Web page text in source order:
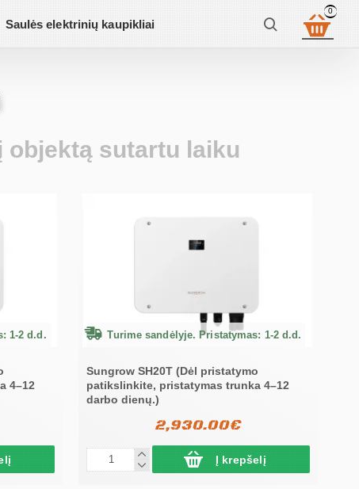
Saulės elektrinių kaupikliai
0
sutartu laiku
1-2 d.d.
4–12
Turime sandėlyje. Pristatymas: 1-2 d.d.
Sungrow SH20T (Dėl pristatymo
patikslinkite, pristatymas trunka 4–12
darbo dienų.)
2,930.00€
Į krepšelį